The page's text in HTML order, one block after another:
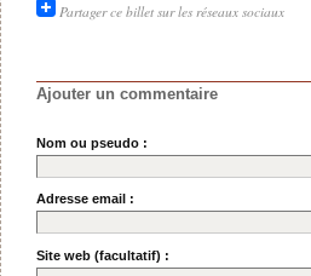
Partager ce billet sur les réseaux sociaux
Ajouter un commentaire
Nom ou pseudo :
Adresse email :
Site web (facultatif) :